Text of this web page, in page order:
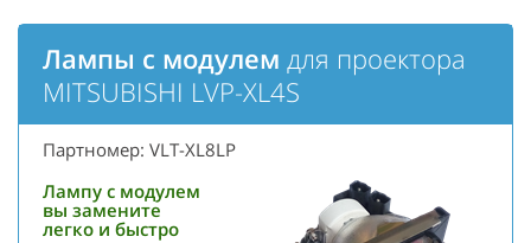
Лампы с модулем для проектора
MITSUBISHI LVP-XL4S
Партномер: VLT-XL8LP
Лампу с модулем
вы замените
легко и быстро